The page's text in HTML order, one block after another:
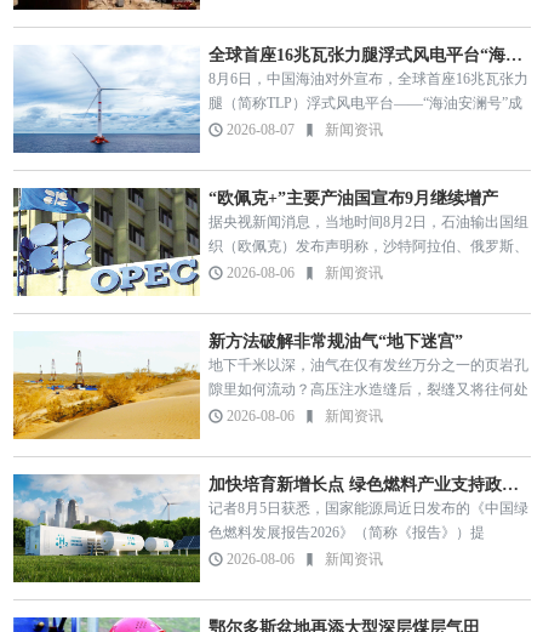
全球首座16兆瓦张力腿浮式风电平台“海油安澜号”正式投运
8月6日，中国海油对外宣布，全球首座16兆瓦张力
腿（简称TLP）浮式风电平台——“海油安澜号”成
功接入陆丰油田电网，正式为海上油田直供绿电。
水深最深、离岸距…
2026-08-07 新闻资讯
“欧佩克+”主要产油国宣布9月继续增产
据央视新闻消息，当地时间8月2日，石油输出国组
织（欧佩克）发布声明称，沙特阿拉伯、俄罗斯、
伊拉克、科威特、哈萨克斯坦、阿尔及利亚和阿曼
球石油市场形势及前景…
2026-08-06 新闻资讯
新方法破解非常规油气“地下迷宫”
地下千米以深，油气在仅有发丝万分之一的页岩孔
隙里如何流动？高压注水造缝后，裂缝又将往何处
延伸？这些“地下迷宫”，被中国石油大学（北京）
获得2025年度新疆科…
2026-08-06 新闻资讯
加快培育新增长点 绿色燃料产业支持政策将出
记者8月5日获悉，国家能源局近日发布的《中国绿
色燃料发展报告2026》（简称《报告》）提
出，“十五五”时期，国家发展改革委、国家能源局
绿色燃料新增长点。 …
2026-08-06 新闻资讯
鄂尔多斯盆地再添大型深层煤层气田